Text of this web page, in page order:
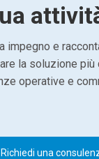
impegno e
la soluzione più
operative e
Richiedi una